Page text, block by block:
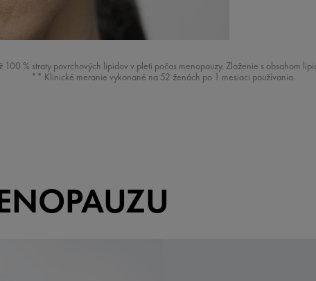
% straty povrchových lipidov v pleti počas menopauzy. Zloženie s obsahom
** Klinické meranie vykonané na 52 ženách po 1 mesiaci používania.